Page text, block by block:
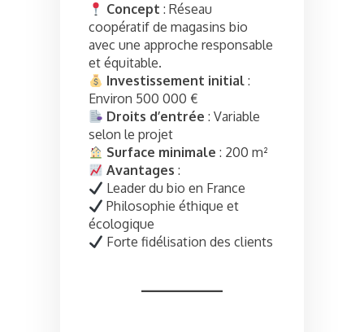
Concept : Réseau
coopératif de magasins bio
avec une approche responsable
et équitable.
Investissement initial :
Environ 500 000 €
Droits d’entrée : Variable
selon le projet
Surface minimale : 200 m²
Avantages :
Leader du bio en France
Philosophie éthique et
écologique
Forte fidélisation des clients